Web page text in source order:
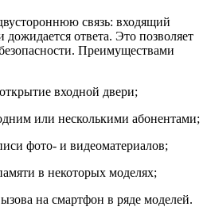
связь: входящий
ответа. Это позволяет
Преимуществами
входной двери;
или несколькими абонентами;
фото- и видеоматериалов;
в некоторых моделях;
на смартфон в ряде моделей.